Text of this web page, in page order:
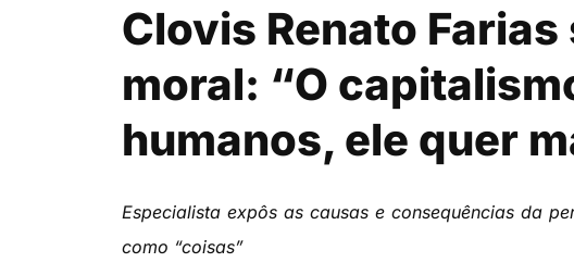
Clovis Renato
moral: “O
humanos, ele quer
Especialista expôs as causas e consequências da
como “coisas”